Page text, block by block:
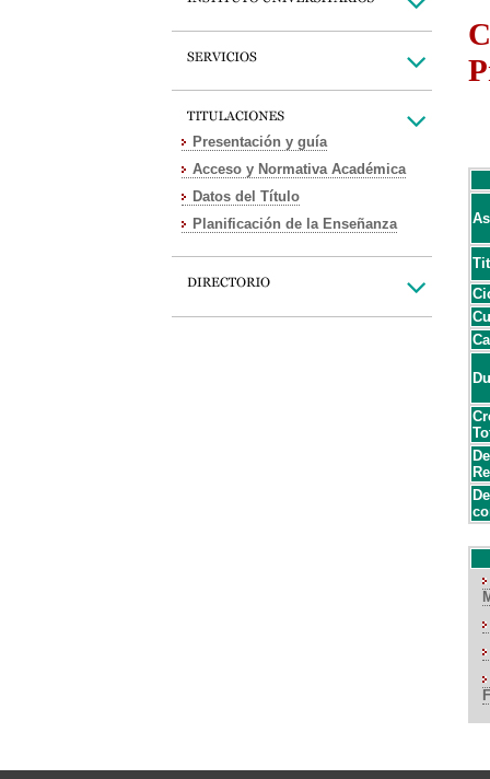
Presentación y guía
Acceso y Normativa Académica
Datos del Título
Planificación de la Enseñanza